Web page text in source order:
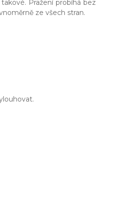
Pražení probíhá bez
ze všech stran.